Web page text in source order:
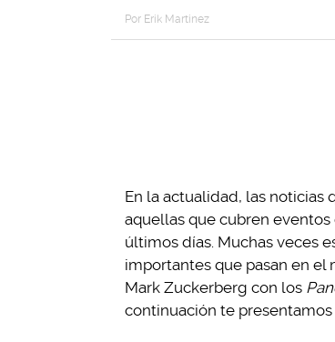
Por Erik Martinez
En la actualidad, las noticias
aquellas que cubren
últimos días. Muchas veces
importantes que pasan en el
Mark Zuckerberg con los
continuación te